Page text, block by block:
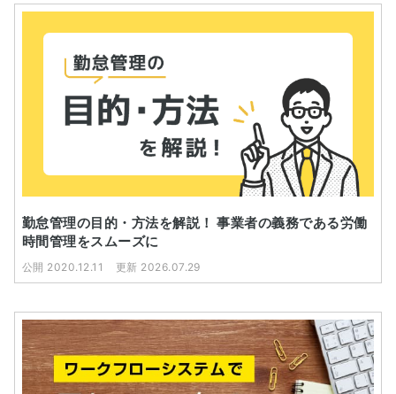
勤怠管理の目的・方法を解説！ 事業者の義務である労働
時間管理をスムーズに
公開 2020.12.11 更新 2026.07.29